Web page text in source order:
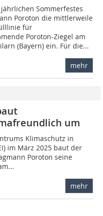
Sommerfestes
Poroton die mittlerweile
für
Poroton-Ziegel am
(Bayern) ein. Für die...
mehr
um
Klimaschutz in
im März 2025 baut der
Poroton seine
mehr